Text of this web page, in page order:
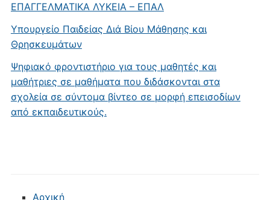
ΕΠΑΓΓΕΛΜΑΤΙΚΑ ΛΥΚΕΙΑ – ΕΠΑΛ
Υπουργείο Παιδείας Διά Βίου Μάθησης και
Θρησκευμάτων
Ψηφιακό φροντιστήριο για τους μαθητές και
μαθήτριες σε μαθήματα που διδάσκονται στα
σχολεία σε σύντομα βίντεο σε μορφή επεισοδίων
από εκπαιδευτικούς.
Αρχική